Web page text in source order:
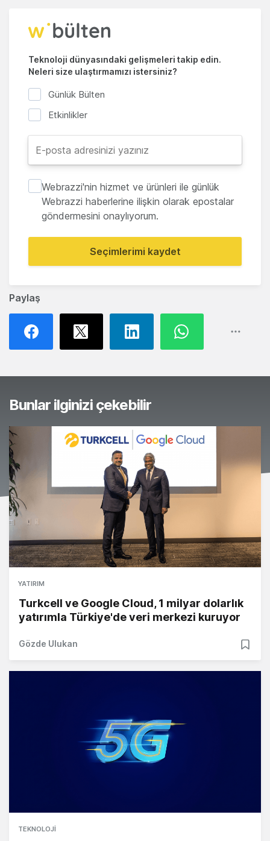
Paylaş
Teknoloji dünyasındaki gelişmeleri takip edin.
Neleri size ulaştırmamızı istersiniz?
Günlük Bülten
Etkinlikler
Webrazzi'nin hizmet ve ürünleri ile günlük
Webrazzi haberlerine ilişkin olarak epostalar
göndermesini onaylıyorum.
Seçimlerimi kaydet
Bunlar ilginizi çekebilir
YATIRIM
Turkcell ve Google Cloud, 1 milyar dolarlık
yatırımla Türkiye'de veri merkezi kuruyor
Gözde Ulukan
TEKNOLOJI